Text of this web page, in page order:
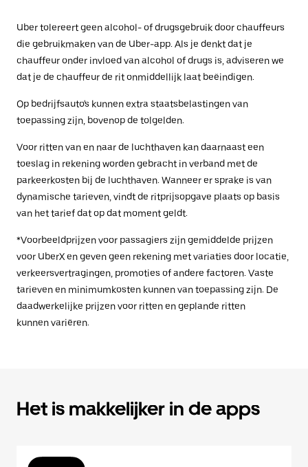
Uber tolereert geen alcohol- of drugsgebruik door chauffeurs
die gebruikmaken van de Uber-app. Als je denkt dat je
chauffeur onder invloed van alcohol of drugs is, adviseren we
dat je de chauffeur de rit onmiddellijk laat beëindigen.
Op bedrijfsauto's kunnen extra staatsbelastingen van
toepassing zijn, bovenop de tolgelden.
Voor ritten van en naar de luchthaven kan daarnaast een
toeslag in rekening worden gebracht in verband met de
parkeerkosten bij de luchthaven. Wanneer er sprake is van
dynamische tarieven, vindt de ritprijsopgave plaats op basis
van het tarief dat op dat moment geldt.
*Voorbeeldprijzen voor passagiers zijn gemiddelde prijzen
voor UberX en geven geen rekening met variaties door locatie,
verkeersvertragingen, promoties of andere factoren. Vaste
tarieven en minimumkosten kunnen van toepassing zijn. De
daadwerkelijke prijzen voor ritten en geplande ritten
kunnen variëren.
Het is makkelijker in de apps